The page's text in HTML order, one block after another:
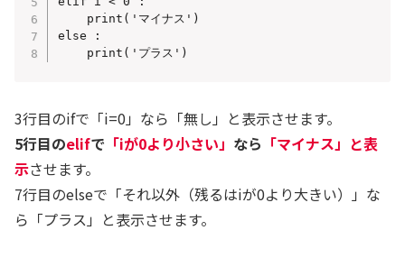
    print('マイナス')
else :
    print('プラス')
3行目のifで「i=0」なら「無し」と表示させます。
5行目のelifで 「iが0より小さい」 なら 「マイナス」と表
示させます。
7行目のelseで「それ以外（残るはiが0より大きい）」な
ら「プラス」と表示させます。